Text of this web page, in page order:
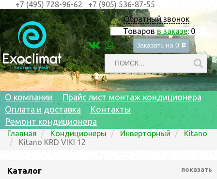
Обратный звонок
Товаров в заказе: 0
Заказать на 0 c
+7 (495) 728-96-62 +7 (905) 536-87-55
О компании
Прайс лист монтаж кондиционера
Оплата и доставка
Контакты
Ремонт кондиционера
Главная Кондиционеры Инверторный
Kitano
Kitano KRD VIKI 12
Каталог показать